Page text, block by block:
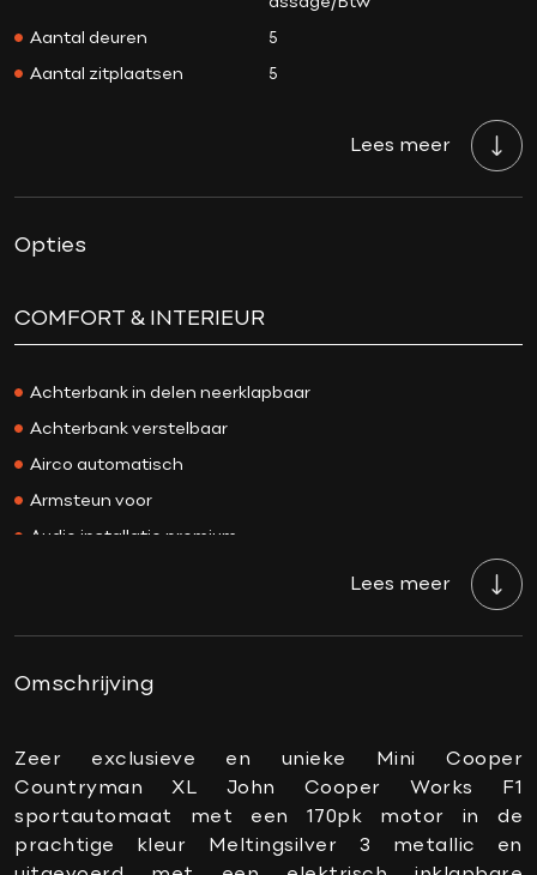
Aantal deuren 5
Aantal zitplaatsen 5
Bouwjaar
Prijs
Interieurkleur Zwart
Acceleratie 0-100
Bekleding
BTW/Marge
Carrosserie
APK Bij aflevering
Onderhoudsboekje
aanwezig?
Ja, dealeronderhouden
Gemiddeld verbruik 5.9 L/100KM
Lees meer
Opties
COMFORT & INTERIEUR
Achterbank in delen neerklapbaar
Achterbank verstelbaar
Airco automatisch
Armsteun voor
Audio installatie premium
Autotelefoonvoorbereiding met Bluetooth
Binnenspiegel automatisch dimmend
DAB-ontvanger
Draadloze telefoonlader
Elektrische ramen achter
Elektrische ramen voor
Lees meer
Omschrijving
Zeer exclusieve en unieke Mini Cooper
Countryman XL John Cooper Works F1
sportautomaat met een 170pk motor in de
prachtige kleur Meltingsilver 3 metallic en